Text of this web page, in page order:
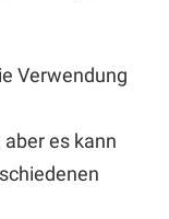
Verwendung
es kann